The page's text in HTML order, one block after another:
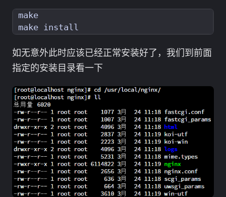
如无意外此时应该已经正常安装好了，我们到前面
指定的安装目录看一下